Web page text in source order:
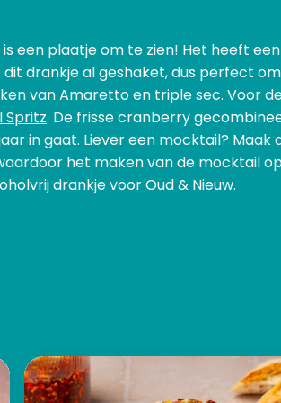
een plaatje om te zien! Het heeft
drankje al geshaket, dus perfect
van Amaretto en triple sec. Voor
. De frisse cranberry
in gaat. Liever een mocktail? Maak
het maken van de mocktail
drankje voor Oud & Nieuw.